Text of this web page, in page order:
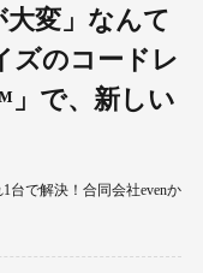
大変」なんて
ズのコードレ
」で、新しい
台で解決！合同会社evenか